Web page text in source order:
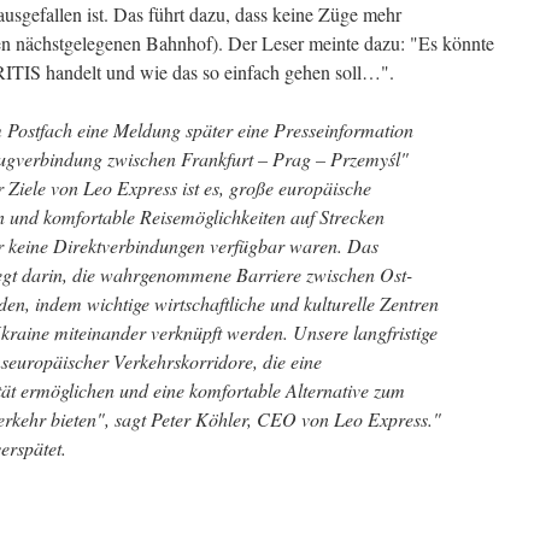
ist. Das führt dazu, dass keine Züge mehr
nächstgelegenen Bahnhof). Der Leser meinte dazu: "Es könnte
handelt und wie das so einfach gehen soll…".
eine Meldung später eine Presseinformation
zwischen Frankfurt – Prag – Przemyśl"
von Leo Express ist es, große europäische
komfortable Reisemöglichkeiten auf Strecken
keine Direktverbindungen verfügbar waren. Das
darin, die wahrgenommene Barriere zwischen Ost-
indem wichtige wirtschaftliche und kulturelle Zentren
miteinander verknüpft werden. Unsere langfristige
Verkehrskorridore, die eine
ermöglichen und eine komfortable Alternative zum
bieten", sagt Peter Köhler, CEO von Leo Express."